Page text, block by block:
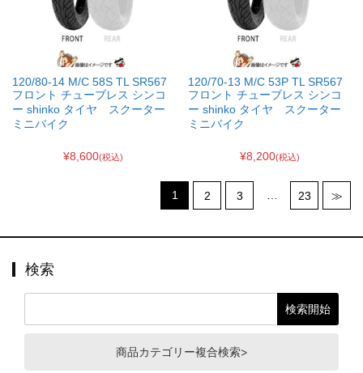
120/80-14 M/C 58S TL SR567
フロント チューブレス シンコ
ー shinko タイヤ スクーター
ミニバイク
¥8,600(税込)
120/70-13 M/C 53P TL SR567
フロント チューブレス シンコ
ー shinko タイヤ スクーター
ミニバイク
¥8,200(税込)
1 2 3 … 23 ≫
検索
商品カテゴリー複合検索>